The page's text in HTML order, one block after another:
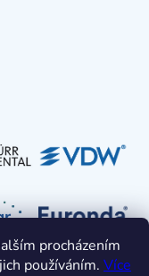
procházením
používáním. Více